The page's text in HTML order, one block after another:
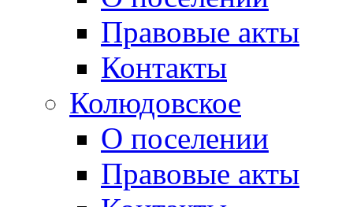
Правовые акты
Контакты
Колюдовское
О поселении
Правовые акты